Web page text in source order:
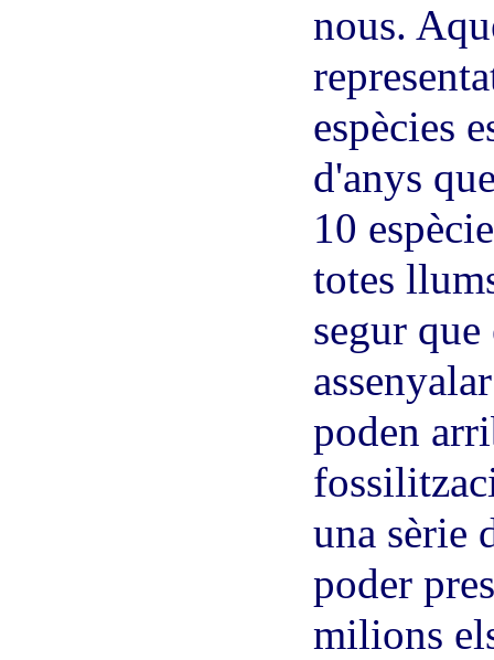
nous.
espècies
d'anys
10
totes
segur
poden
una sèrie
poder
milions